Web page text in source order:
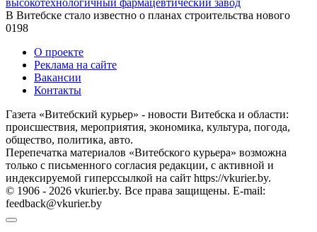
В Витебске стало известно о планах строительства нового
0198
О проекте
Реклама на сайте
Вакансии
Контакты
Газета «Витебский курьер» - новости Витебска и области:
происшествия, мероприятия, экономика, культура, погода,
общество, политика, авто.
Перепечатка материалов «Витебского курьера» возможна
только с письменного согласия редакции, с активной и
индексируемой гиперссылкой на сайт https://vkurier.by.
© 1906 - 2026 vkurier.by. Все права защищены. E-mail:
feedback@vkurier.by